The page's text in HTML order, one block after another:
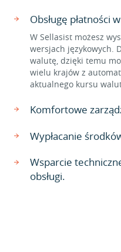
Obsługę płatności
W Sellasist możesz
wersjach językowych.
walutę, dzięki temu
wielu krajów z
aktualnego kursu
Komfortowe
Wypłacanie
Wsparcie
obsługi.